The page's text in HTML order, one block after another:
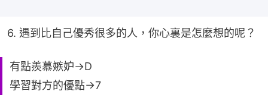
6. 遇到比自己優秀很多的人，你心裏是怎麼想的呢？
有點羨慕嫉妒→D
學習對方的優點→7